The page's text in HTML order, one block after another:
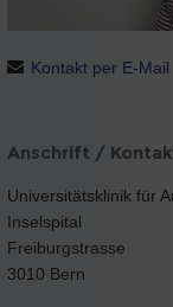
Kontakt per E-Mail
Anschrift /
Universitätsklinik für
Inselspital
Freiburgstrasse
3010 Bern